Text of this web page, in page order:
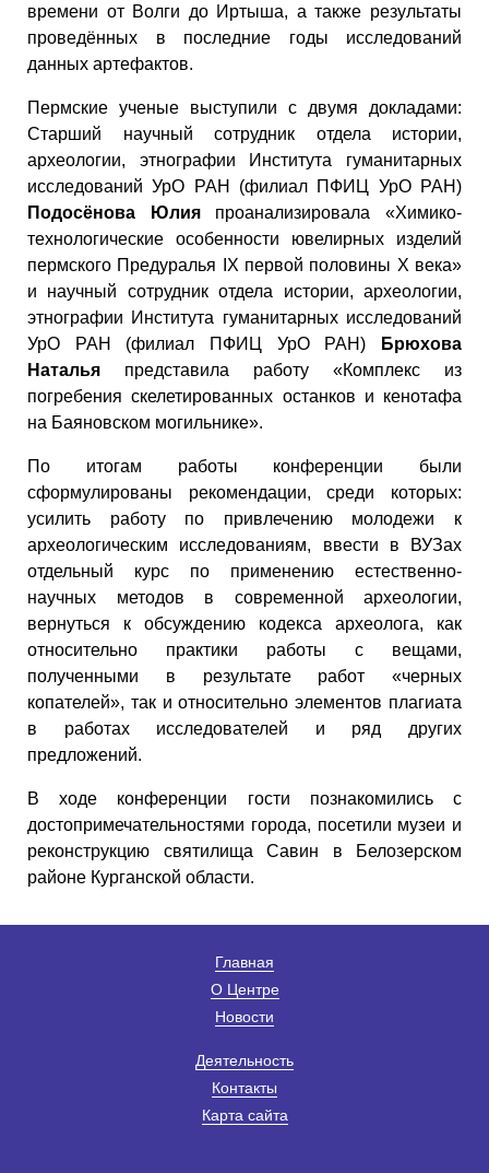
времени от Волги до Иртыша, а также результаты
проведённых в последние годы исследований
данных артефактов.
Пермские ученые выступили с двумя докладами:
Старший научный сотрудник отдела истории,
археологии, этнографии Института гуманитарных
исследований УрО РАН (филиал ПФИЦ УрО РАН)
Подосёнова Юлияпроанализировала «Химико-
технологические особенности ювелирных изделий
пермского Предуралья IX первой половины X века»
и научный сотрудник отдела истории, археологии,
этнографии Института гуманитарных исследований
УрО РАН (филиал ПФИЦ УрО РАН)
Брюхова
Наталья представила работу «Комплекс из
погребения скелетированных останков и кенотафа
на Баяновском могильнике».
По итогам работы конференции были
сформулированы рекомендации, среди которых:
усилить работу по привлечению молодежи к
археологическим исследованиям, ввести в ВУЗах
отдельный курс по применению естественно-
научных методов в современной археологии,
вернуться к обсуждению кодекса археолога, как
относительно практики работы с вещами,
полученными в результате работ «черных
копателей», так и относительно элементов плагиата
в работах исследователей и ряд других
предложений.
В ходе конференции гости познакомились с
достопримечательностями города, посетили музеи и
реконструкцию святилища Савин в Белозерском
районе Курганской области.
Главная
О Центре
Новости
Деятельность
Контакты
Карта сайта